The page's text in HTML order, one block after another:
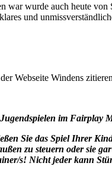
war wurde auch heute
und
Webseite Windens zitieren
im Fairplay
Sie das Spiel Ihrer
zu steuern oder sie
s! Nicht jeder kann